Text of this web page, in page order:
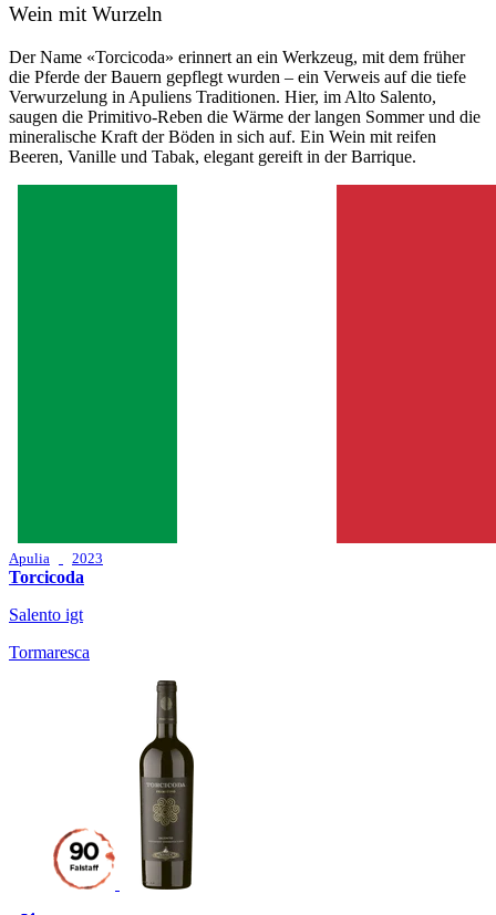
Wein mit Wurzeln
Der Name «Torcicoda» erinnert an ein Werkzeug, mit dem früher
die Pferde der Bauern gepflegt wurden – ein Verweis auf die tiefe
Verwurzelung in Apuliens Traditionen. Hier, im Alto Salento,
saugen die Primitivo-Reben die Wärme der langen Sommer und die
mineralische Kraft der Böden in sich auf. Ein Wein mit reifen
Beeren, Vanille und Tabak, elegant gereift in der Barrique.
Apulia 2023
Torcicoda
Salento igt
Tormaresca